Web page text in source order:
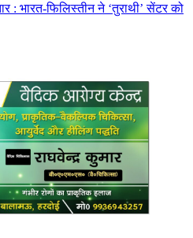
: भारत-फिलिस्तीन ने ‘तुराथी’ सेंटर को